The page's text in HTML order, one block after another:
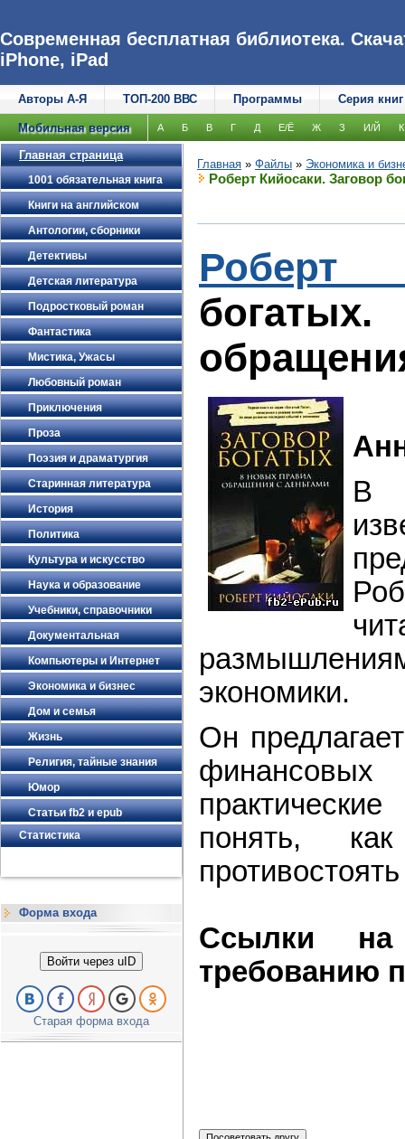
Современная бесплатная библиотека.
iPhone, iPad
Авторы А-Я ТОП-200 ВВС Программы Серия книг
Мобильная версия А Б В Г Д Е/Ё Ж З И/Й К
Главная страница
1001 обязательная книга
Книги на английском
Антологии, сборники
Детективы
Детская литература
Подростковый роман
Фантастика
Мистика, Ужасы
Любовный роман
Приключения
Проза
Поэзия и драматургия
Старинная литература
История
Политика
Культура и искусство
Наука и образование
Учебники, справочники
Документальная
Компьютеры и Интернет
Экономика и бизнес
Дом и семья
Жизнь
Религия, тайные знания
Юмор
Статьи fb2 и epub
Статистика
Форма входа
Войти через uID
Старая форма входа
Главная » Файлы » Экономика и
Роберт Кийосаки. Заговор
Роберт
В
экономики.
Он
понять,
Ссылки на
требованию